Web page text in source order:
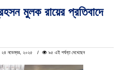
মুলক রায়ের প্রতিবাদে
নভেম্বর, ২০২৫ ৯৫ এই পর্যন্ত দেখেছেন